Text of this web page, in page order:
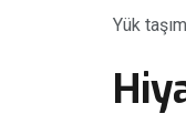
Yük